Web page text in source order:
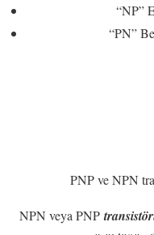
“NP”
“PN”
PNP ve NPN
NPN veya PNP